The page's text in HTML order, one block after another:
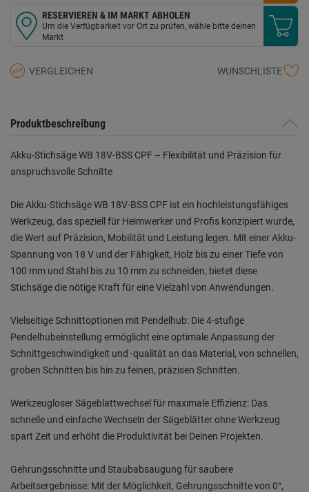
RESERVIEREN & IM MARKT ABHOLEN
Um die Verfügbarkeit vor Ort zu prüfen, wähle bitte deinen
Markt
VERGLEICHEN WUNSCHLISTE
Produktbeschreibung
Akku-Stichsäge WB 18V-BSS CPF – Flexibilität und Präzision für
anspruchsvolle Schnitte
Die Akku-Stichsäge WB 18V-BSS CPF ist ein hochleistungsfähiges
Werkzeug, das speziell für Heimwerker und Profis konzipiert wurde,
die Wert auf Präzision, Mobilität und Leistung legen. Mit einer Akku-
Spannung von 18 V und der Fähigkeit, Holz bis zu einer Tiefe von
100 mm und Stahl bis zu 10 mm zu schneiden, bietet diese
Stichsäge die nötige Kraft für eine Vielzahl von Anwendungen.
Vielseitige Schnittoptionen mit Pendelhub: Die 4-stufige
Pendelhubeinstellung ermöglicht eine optimale Anpassung der
Schnittgeschwindigkeit und -qualität an das Material, von schnellen,
groben Schnitten bis hin zu feinen, präzisen Schnitten.
Werkzeugloser Sägeblattwechsel für maximale Effizienz: Das
schnelle und einfache Wechseln der Sägeblätter ohne Werkzeug
spart Zeit und erhöht die Produktivität bei Deinen Projekten.
Gehrungsschnitte und Staubabsaugung für saubere
Arbeitsergebnisse: Mit der Möglichkeit, Gehrungsschnitte von 0°,